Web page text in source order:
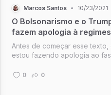
Marcos Santos • 10/23/2021
O Bolsonarismo e o
fazem apologia à
gravíssimo e merece ser
Antes de começar esse
estou fazendo apologia ao
nazismo e o fascismo desde
0 0